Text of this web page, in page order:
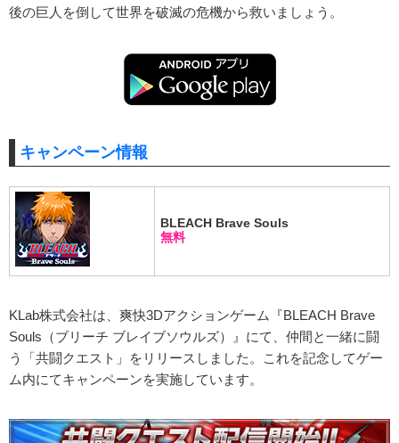
後の巨人を倒して世界を破滅の危機から救いましょう。
キャンペーン情報
BLEACH Brave Souls
無料
KLab株式会社は、爽快3Dアクションゲーム『BLEACH Brave
Souls（ブリーチ ブレイブソウルズ）』にて、仲間と一緒に闘
う「共闘クエスト」をリリースしました。これを記念してゲー
ム内にてキャンペーンを実施しています。